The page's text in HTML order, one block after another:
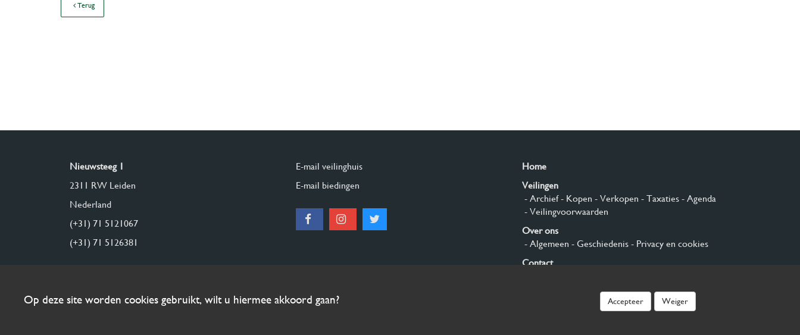
Terug
Nieuwsteeg 1
2311 RW Leiden
Nederland
(+31) 71 5121067
(+31) 71 5126381
E-mail veilinghuis
E-mail biedingen
Home
Veilingen
- Archief- Kopen - Verkopen - Taxaties- Agenda
- Veilingvoorwaarden
Over ons
- Algemeen - Geschiedenis- Privacy en cookies
Contact
Op deze site worden cookies gebruikt, wilt u hiermee akkoord gaan? Accepteer Weiger